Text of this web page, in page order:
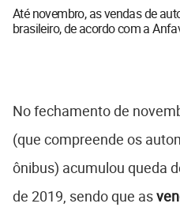
Até novembro, as vendas de
brasileiro, de acordo com a
No fechamento de
(que compreende os
ônibus) acumulou queda
de 2019, sendo que as